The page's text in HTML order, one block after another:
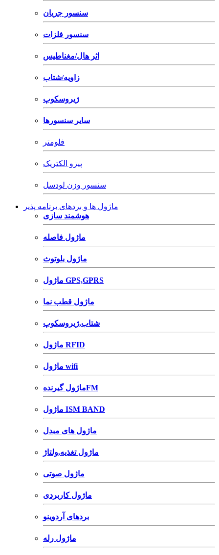
سنسور جریان
سنسور فلزات
اثر هال/مغناطیس
زاویه/شتاب
ژیروسکوپ
سایر سنسورها
فلومتر
پیزو الکتریک
سنسور وزن لودسل
ماژول ها و بردهای برنامه پذیر
هوشمند سازی
ماژول فاصله
ماژول بلوتوث
ماژول GPS,GPRS
ماژول قطب نما
شتاب,ژیروسکوپ
ماژول RFID
ماژول wifi
ماژول گیرندهFM
ماژول ISM BAND
ماژول های مبدل
ماژول تغذیه,ولتاژ
ماژول صوتی
ماژول کاربردی
بردهای آردوینو
ماژول رله